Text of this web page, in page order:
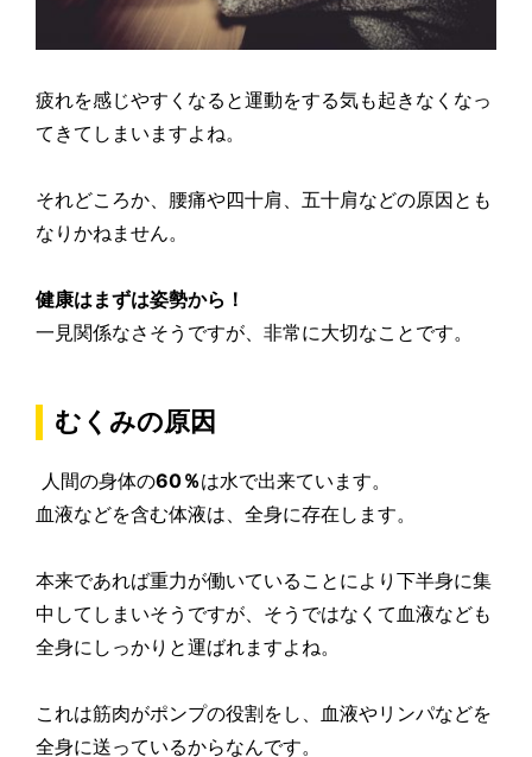
疲れを感じやすくなると運動をする気も起きなくなっ
てきてしまいますよね。
それどころか、腰痛や四十肩、五十肩などの原因とも
なりかねません。
健康はまずは姿勢から！
一見関係なさそうですが、非常に大切なことです。
むくみの原因
人間の身体の60％は水で出来ています。
血液などを含む体液は、全身に存在します。
本来であれば重力が働いていることにより下半身に集
中してしまいそうですが、そうではなくて血液なども
全身にしっかりと運ばれますよね。
これは筋肉がポンプの役割をし、血液やリンパなどを
全身に送っているからなんです。